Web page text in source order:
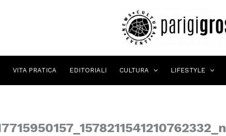
VITA PRATICA EDITORIALI CULTURA LIFESTYLE